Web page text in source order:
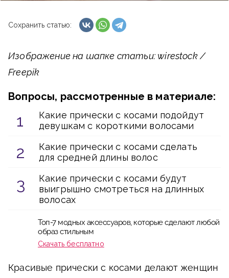
Сохранить статью:
Изображение на шапке статьи: wirestock /
Freepik
Вопросы, рассмотренные в материале:
Какие прически с косами подойдут
девушкам с короткими волосами
Какие прически с косами сделать
для средней длины волос
Какие прически с косами будут
выигрышно смотреться на длинных
волосах
Топ-7 модных аксессуаров, которые сделают любой
образ стильным
Скачать бесплатно
Красивые прически с косами делают женщин